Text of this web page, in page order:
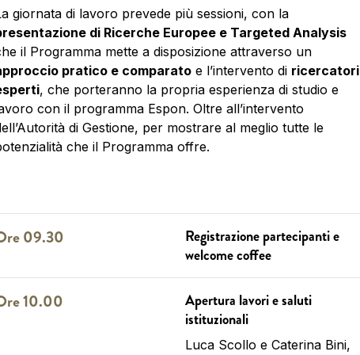
giornata di lavoro prevede più sessioni, con la
di Ricerche Europee e Targeted Analysis
il Programma mette a disposizione attraverso un
pratico e comparatoe l’intervento di ricercatori
, che porteranno la propria esperienza di studio e
con il programma Espon. Oltre all’intervento
di Gestione, per mostrare al meglio tutte le
che il Programma offre.
09.30
Registrazione partecipanti e
welcome coffee
10.00
Apertura lavori e saluti
istituzionali
Luca Scollo e Caterina Bini,